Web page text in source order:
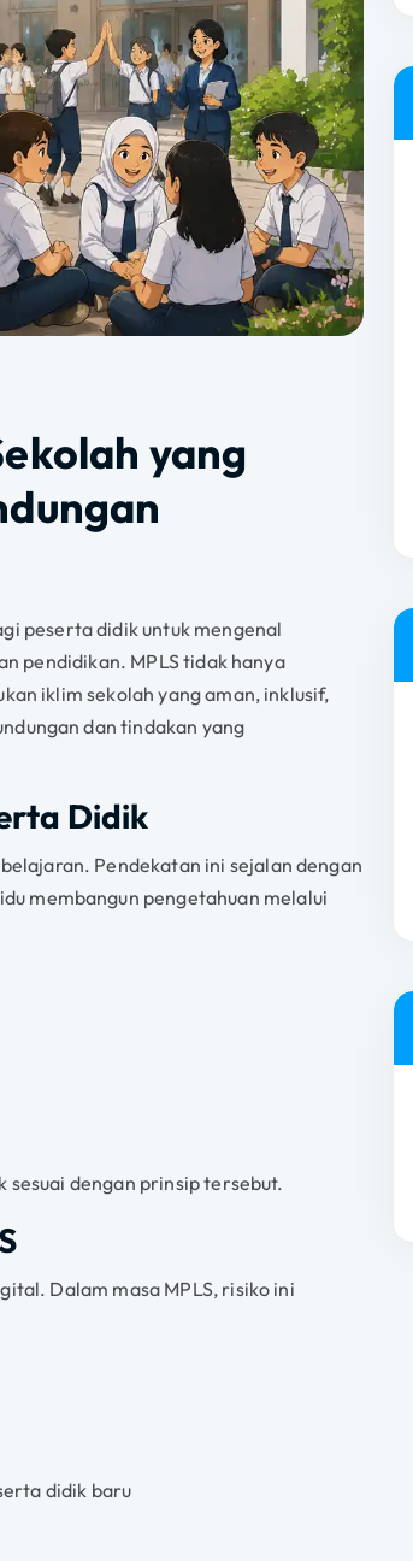
yang
peserta didik untuk mengenal
pendidikan. MPLS tidak hanya
iklim sekolah yang aman, inklusif,
dan tindakan yang
Didik
Pendekatan ini sejalan dengan
membangun pengetahuan melalui
dengan prinsip tersebut.
Dalam masa MPLS, risiko ini
didik baru